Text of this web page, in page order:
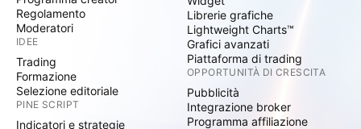
Regolamento
Moderatori
IDEE
Trading
Formazione
Selezione editoriale
PINE SCRIPT
Indicatori e strategie
Librerie grafiche
Lightweight Charts™
Grafici avanzati
Piattaforma di trading
OPPORTUNITÀ DI CRESCITA
Pubblicità
Integrazione broker
Programma affiliazione